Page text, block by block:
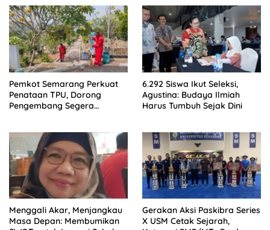
Pemkot Semarang Perkuat
Penataan TPU, Dorong
Pengembang Segera
6.292 Siswa Ikut Seleksi,
Agustina: Budaya Ilmiah
Harus Tumbuh Sejak Dini
Menggali Akar, Menjangkau
Masa Depan: Membumikan
Gerakan Aksi Paskibra Series
X USM Cetak Sejarah,